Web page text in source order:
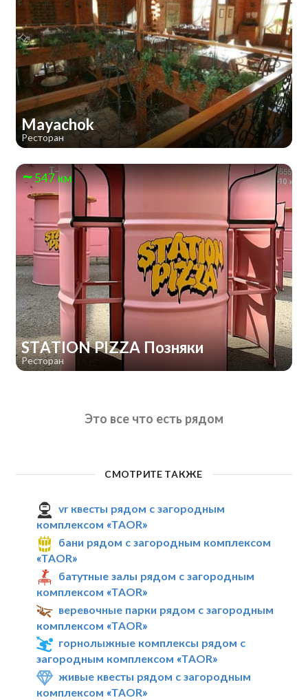
Mayachok
Ресторан
547 км
STATION PIZZA Позняки
Ресторан
Это все что есть рядом
СМОТРИТЕ ТАКЖЕ
vr квесты рядом с загородным
комплексом «TAOR»
бани рядом с загородным комплексом
«TAOR»
батутные залы рядом с загородным
комплексом «TAOR»
веревочные парки рядом с загородным
комплексом «TAOR»
горнолыжные комплексы рядом с
загородным комплексом «TAOR»
живые квесты рядом с загородным
комплексом «TAOR»